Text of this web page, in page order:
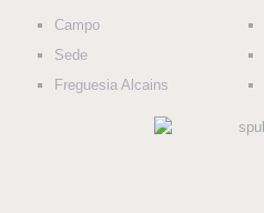
Campo
Sede
Freguesia Alcains